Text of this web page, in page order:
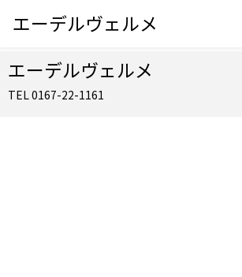
エーデルヴェルメ
エーデルヴェルメ
TEL 0167-22-1161